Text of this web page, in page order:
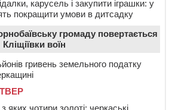
карусель і закупити іграшки: у
покращити умови в дитсадку
громаду повертається
воїн
гривень земельного податку
яких чотири золоті: черкаські